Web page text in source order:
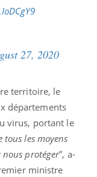
27, 2020
territoire, le
départements
virus, portant le
tous les moyens
protéger”, a-
ministre